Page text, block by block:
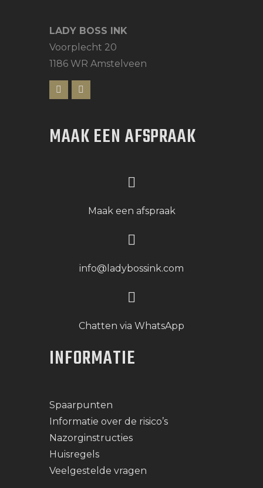
LADY BOSS INK
Voorplecht 20
1186 WR Amstelveen
MAAK EEN AFSPRAAK
Maak een afspraak
info@ladybossink.com
Chatten via WhatsApp
INFORMATIE
Spaarpunten
Informatie over de risico’s
Nazorginstructies
Huisregels
Veelgestelde vragen